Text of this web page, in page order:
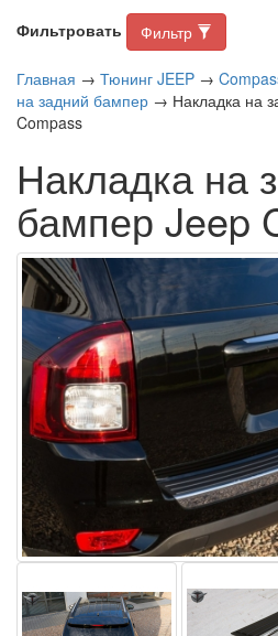
Фильтровать Фильтр
Главная → Тюнинг JEEP →
на задний бампер → Накладка на
Compass
Накладка на
бампер Jeep